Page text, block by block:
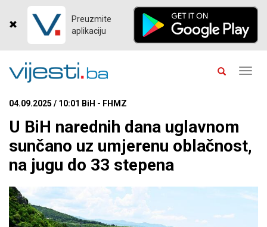
Preuzmite
aplikaciju
04.09.2025 / 10:01 BiH - FHMZ
U BiH narednih dana uglavnom
sunčano uz umjerenu oblačnost,
na jugu do 33 stepena